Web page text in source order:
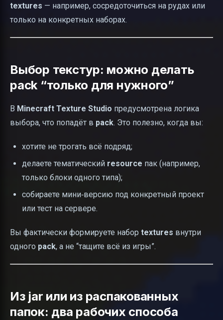
textures — например, сосредоточиться на рудах или
только на конкретных наборах.
Выбор текстур: можно делать
pack “только для нужного”
В Minecraft Texture Studio предусмотрена логика
выбора, что попадёт в pack. Это полезно, когда вы:
хотите не трогать всё подряд;
делаете тематический resource пак (например,
только блоки одного типа);
собираете мини‑версию под конкретный проект
или тест на сервере.
Вы фактически формируете набор textures внутри
одного pack, а не “тащите всё из игры”.
Из jar или из распакованных
папок: два рабочих способа